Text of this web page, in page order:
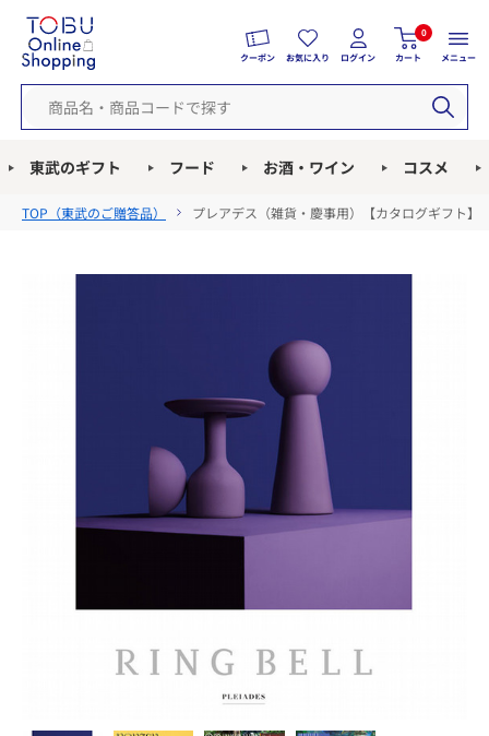
クーポン お気に入り ログイン
0
カート メニュー
東武のギフト フード お酒・ワイン コスメ
TOP（東武のご贈答品） プレアデス（雑貨・慶事用）【カタログギフト】